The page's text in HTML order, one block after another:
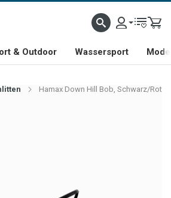
& Outdoor Wassersport
Hamax Down Hill Bob, Schwarz/Rot